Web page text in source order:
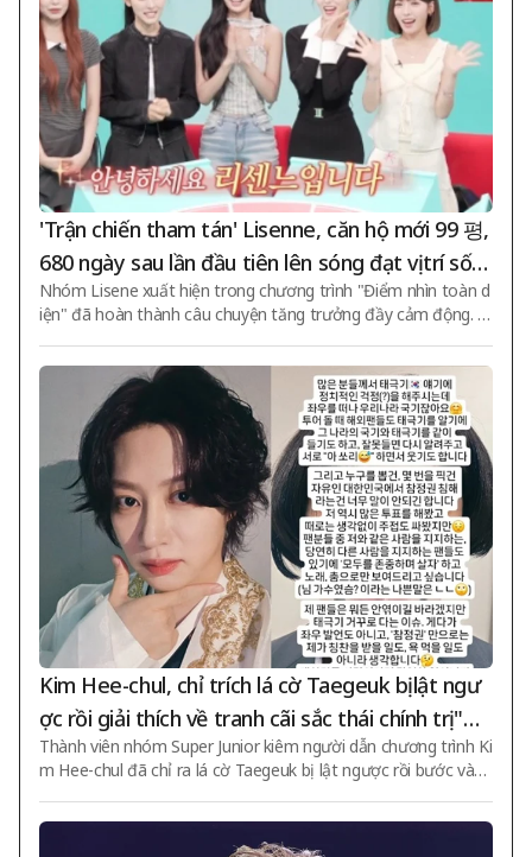
'Trận chiến tham tán' Lisenne, căn hộ mới 99 평,
680 ngày sau lần đầu tiên lên sóng đạt vị trí số
1... Lịch sử phát triển đầy cảm động [Tổng hợp]
Nhóm nhạc Lisenne đã đạt được thành tích ấn t
ượng sau một thời gian dài hoạt động. Họ vừa
công bố việc sở hữu căn hộ mới rộng 99 평 (kho
ảng 327 mét vuông) và gần đây đã giành được
vị trí số 1 trên bảng xếp hạng âm nhạc sau 680 n
gày kể từ lần đầu tiên xuất hiện trên sóng phát
thanh. Thành tích này được coi là một bước ng
oặt quan trọng trong sự phát triển của nhóm. T
ừ khi ra mắt, Lisenne đã trải qua nhiều giai đoạn
khác nhau, và việc đạt được vị trí số 1 trên bảng
xếp hạng âm nhạc sau gần hai năm hoạt động l
à minh chứng cho sự nỗ lực không ngừng của c
ác thành viên. Căn hộ mới của nhóm cũng được
xem là biểu tượng của thành công của họ. Với d
nơi các thành viên có thể tập luyện và sinh hoạt
Nhóm Lisene xuất hiện trong chương trình "Điểm nhìn toàn d
iện" đã hoàn thành câu chuyện tăng trưởng đầy cảm động. Tr
n Thời Điểm' (sau đây gọi là '전참시') phát sóng vào ngày 8 vừa
qua, cuộc sống hàng ngày đã thay đổi của Lisence sau khi trở
thành ca sĩ hạng nhất và quay về quê hương, cũng như tình b
ạn không đổi thay của cô ấy đã được công bố. Hôm đó, Lisen
se xuất hiện trên studio dưới dạng đội hình hoàn chỉnh và bắt
đầu từ những giới thiệu
Kim Hee-chul, chỉ trích lá cờ Taegeuk bị lật ngư
ợc rồi giải thích về tranh cãi sắc thái chính trị "N
goài trái phải, đó là việc tự nhiên" [Vấn đề sao]
Thành viên nhóm Super Junior kiêm người dẫn chương trình Ki
m Hee-chul đã chỉ ra lá cờ Taegeuk bị lật ngược rồi bước vào
e-chul ngày 8 đã đăng trên Instagram của mình: "Nhiều ngườ
i lo lắng về vấn đề chính trị liên quan đến lá cờ Taegeuk, nhưn